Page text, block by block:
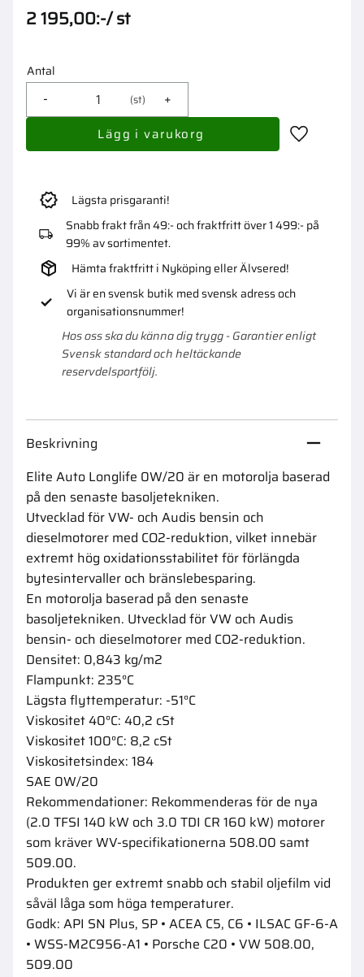
2 195,00:-/st
Antal
st +
-
Lägg till i
Lägsta prisgaranti!
Snabb frakt från 49:- och fraktfritt över 1 499:- på
99% av sortimentet.
Hämta fraktfritt i Nyköping eller Älvsered!
Vi är en svensk butik med svensk adress och
organisationsnummer!
Hos oss ska du känna dig trygg - Garantier enligt
Svensk standard och heltäckande
reservdelsportfölj.
Beskrivning
Elite Auto Longlife 0W/20 är en motorolja baserad
på den senaste basoljetekniken.
Utvecklad för VW- och Audis bensin och
dieselmotorer med CO2-reduktion, vilket innebär
extremt hög oxidationsstabilitet för förlängda
bytesintervaller och bränslebesparing.
En motorolja baserad på den senaste
basoljetekniken. Utvecklad för VW och Audis
bensin- och dieselmotorer med CO2-reduktion.
Densitet: 0,843 kg/m2
Flampunkt: 235°C
Lägsta flyttemperatur: -51°C
Viskositet 40°C: 40,2 cSt
Viskositet 100°C: 8,2 cSt
Viskositetsindex: 184
SAE 0W/20
Rekommendationer: Rekommenderas för de nya
(2.0 TFSI 140 kW och 3.0 TDI CR 160 kW) motorer
som kräver WV-specifikationerna 508.00 samt
509.00.
Produkten ger extremt snabb och stabil oljefilm vid
såväl låga som höga temperaturer.
Godk: API SN Plus, SP • ACEA C5, C6 • ILSAC GF-6-A
• WSS-M2C956-A1 • Porsche C20 • VW 508.00,
509.00